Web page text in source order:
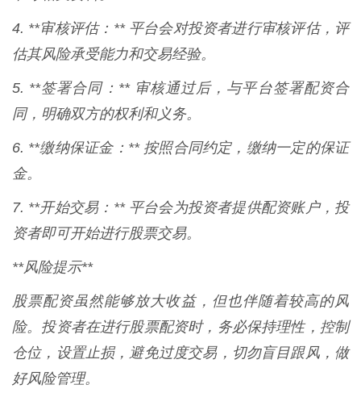
4. **审核评估：** 平台会对投资者进行审核评估，评
估其风险承受能力和交易经验。
5. **签署合同：** 审核通过后，与平台签署配资合
同，明确双方的权利和义务。
6. **缴纳保证金：** 按照合同约定，缴纳一定的保证
金。
7. **开始交易：** 平台会为投资者提供配资账户，投
资者即可开始进行股票交易。
**风险提示**
股票配资虽然能够放大收益，但也伴随着较高的风
险。投资者在进行股票配资时，务必保持理性，控制
仓位，设置止损，避免过度交易，切勿盲目跟风，做
好风险管理。